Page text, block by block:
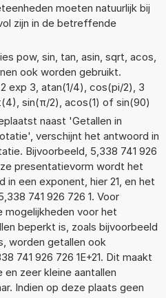
moeten natuurlijk bij
zijn in de betreffende
pow, sin, tan, asin, sqrt, acos,
ook worden gebruikt.
exp 3, atan(1/4), cos(pi/2), 3
sin(π/2), acos(1) of sin(90)
naast 'Getallen in
verschijnt het antwoord in
Bijvoorbeeld, 5,338 741 926
presentatievorm wordt het
in een exponent, hier 21, en het
741 926 726 1. Voor
mogelijkheden voor het
beperkt is, zoals bijvoorbeeld
worden getallen ook
741 926 726 1E+21. Dit maakt
zeer kleine aantallen
Indien op deze plaats geen